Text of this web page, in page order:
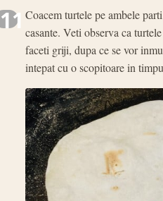
11 Coacem turtele pe ambele
casante. Veti observa ca
faceti griji, dupa ce se vor
intepat cu o scopitoare in